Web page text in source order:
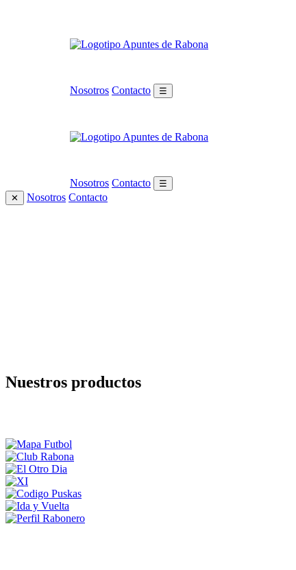
Nosotros Contacto ☰
Nosotros Contacto
☰
✕
Nosotros Contacto
Nuestros productos